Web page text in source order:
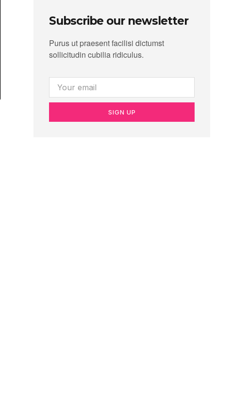
Subscribe our newsletter
Purus ut praesent facilisi dictumst
sollicitudin cubilia ridiculus.
SIGN UP